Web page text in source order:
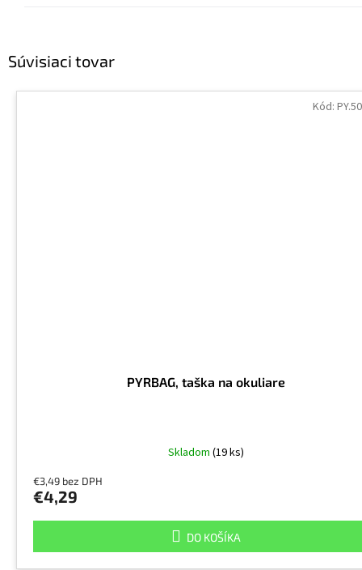
Súvisiaci tovar
PYRBAG, taška na okuliare
Skladom (19 ks)
€3,49 bez DPH
€4,29
DO KOŠÍKA
Kód: